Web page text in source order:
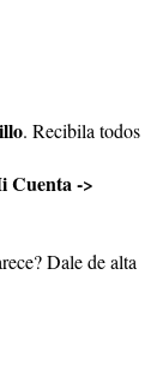
. Recibila todos
Cuenta ->
Dale de alta